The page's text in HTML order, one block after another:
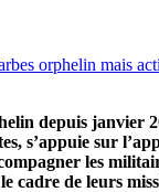
orphelin mais
depuis janvier
s’appuie sur
les
cadre de leurs